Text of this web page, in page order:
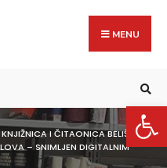
MENU
I ČITAONICA BELIŠĆE:
– SNIMLJEN DIGITALNIM